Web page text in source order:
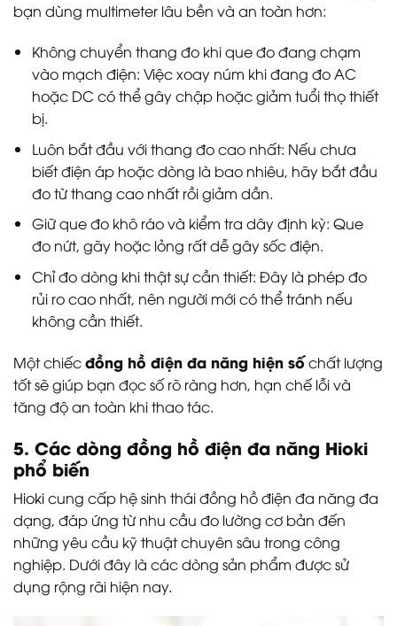
bạn dùng multimeter lâu bền và an toàn hơn:
Không chuyển thang đo khi que đo đang chạm
vào mạch điện: Việc xoay núm khi đang đo AC
hoặc DC có thể gây chập hoặc giảm tuổi thọ thiết
bị.
Luôn bắt đầu với thang đo cao nhất: Nếu chưa
biết điện áp hoặc dòng là bao nhiêu, hãy bắt đầu
đo từ thang cao nhất rồi giảm dần.
Giữ que đo khô ráo và kiểm tra dây định kỳ: Que
đo nứt, gãy hoặc lỏng rất dễ gây sốc điện.
Chỉ đo dòng khi thật sự cần thiết: Đây là phép đo
rủi ro cao nhất, nên người mới có thể tránh nếu
không cần thiết.
Một chiếcđồng hồ điện đa năng hiện sốchất lượng
tốt sẽ giúp bạn đọc số rõ ràng hơn, hạn chế lỗi và
tăng độ an toàn khi thao tác.
5. Các dòng đồng hồ điện đa năng Hioki
phổ biến
Hiokicung cấp hệ sinh thái đồng hồ điện đa năng đa
dạng, đáp ứng từ nhu cầu đo lường cơ bản đến
những yêu cầu kỹ thuật chuyên sâu trong công
nghiệp. Dưới đây là các dòng sản phẩm được sử
dụng rộng rãi hiện nay.